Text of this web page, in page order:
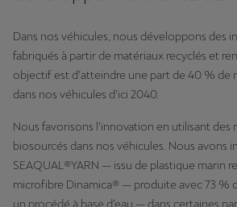
Dans nos véhicules, nous développons des
fabriqués à partir de matériaux recyclés et
objectif est d’atteindre une part de 40 % de
dans nos véhicules d’ici 2040.
Nous favorisons l’innovation en utilisant des
biosourcés dans nos véhicules. Nous avons
SEAQUAL®YARN — issu de plastique marin
microfibre Dinamica® — produite avec 73 %
un procédé à base d’eau — dans certaines